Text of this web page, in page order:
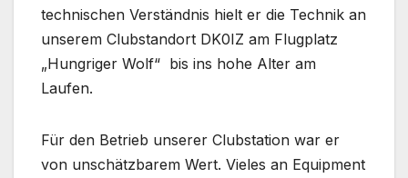
technischen Verständnis hielt er die Technik an
unserem Clubstandort DK0IZ am Flugplatz
„Hungriger Wolf“ bis ins hohe Alter am
Laufen.
Für den Betrieb unserer Clubstation war er
von unschätzbarem Wert. Vieles an Equipment